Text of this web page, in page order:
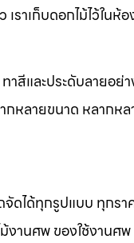
เราเก็บดอกไม้ไว้ใ
สีและประดับลายอ
ากหลายขนาด หลา
จัดได้ทุกรูปแบบ ทุก
งานศพ ของใช้งานศ